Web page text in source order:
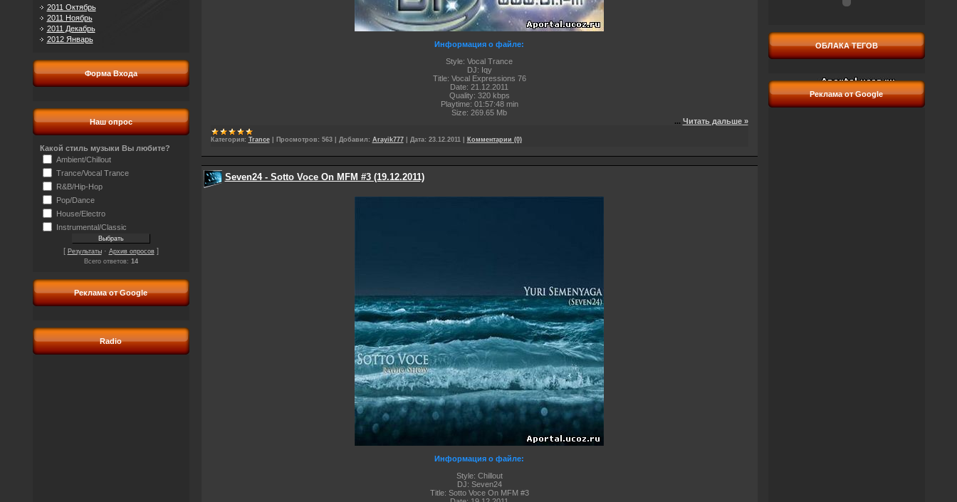
2011 Октябрь
2011 Ноябрь
2011 Декабрь
2012 Январь
Форма Входа
Наш опрос
Какой стиль музыки Вы любите?
Ambient/Chillout
Trance/Vocal Trance
R&B/Hip-Hop
Pop/Dance
House/Electro
Instrumental/Classic
[ Результаты· Архив опросов]
Всего ответов: 14
Реклама от Google
Radio
Информация о файле:
Style: Vocal Trance
DJ: Iqy
Title: Vocal Expressions 76
Date: 21.12.2011
Quality: 320 kbps
Playtime: 01:57:48 min
Size: 269.65 Mb
... Читать дальше »
Категория: Trance Просмотров: 563 Добавил: Arayik777 Дата: 23.12.2011 Комментарии (0)
Seven24 - Sotto Voce On MFM #3 (19.12.2011)
Информация о файле:
Style: Chillout
DJ: Seven24
Title: Sotto Voce On MFM #3
ОБЛАКА ТЕГОВ
Реклама от Google